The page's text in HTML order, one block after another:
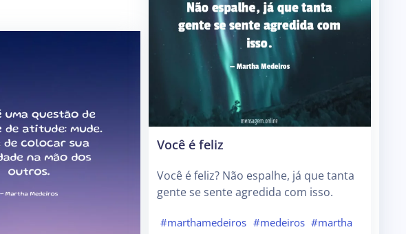
Você é feliz
Você é feliz? Não espalhe, já que tanta
gente se sente agredida com isso.
#marthamedeiros #medeiros #martha